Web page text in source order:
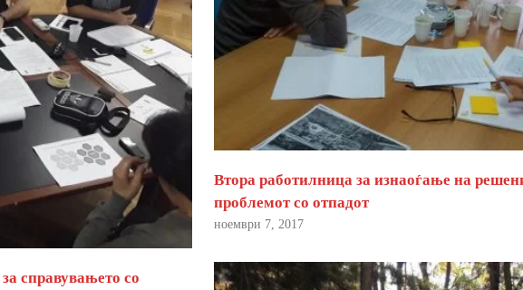
справувањето со
Втора работилница за изнаоѓање на
проблемот со отпадот
ноември 7, 2017